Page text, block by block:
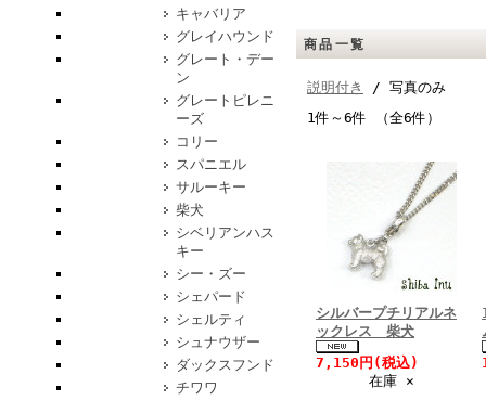
キャバリア
グレイハウンド
グレート・デー
ン
グレートピレニ
ーズ
コリー
スパニエル
サルーキー
柴犬
シベリアンハス
キー
シー・ズー
シェパード
シェルティ
シュナウザー
ダックスフンド
チワワ
商品一覧
説明付き
/ 写真のみ
1件～6件 （全6件）
シルバープチリアルネ
ックレス 柴犬
7,150円(税込)
在庫 ×